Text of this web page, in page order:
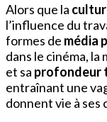
Alors que la
l’influence du
formes de média
dans le cinéma, la
et sa profondeur
entraînant une
donnent vie à ses